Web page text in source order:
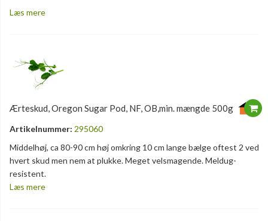
Læs mere
Ærteskud, Oregon Sugar Pod, NF, OB,min. mængde 500g
Artikelnummer: 295060
Middelhøj, ca 80-90 cm høj omkring 10 cm lange bælge oftest 2 ved
hvert skud men nem at plukke. Meget velsmagende. Meldug-
resistent.
Læs mere